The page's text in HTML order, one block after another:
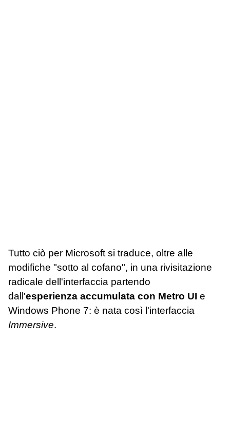
Tutto ciò per Microsoft si traduce, oltre alle
modifiche "sotto al cofano", in una rivisitazione
radicale dell'interfaccia partendo
dall'esperienza accumulata con Metro UI e
Windows Phone 7: è nata così l'interfaccia
Immersive.